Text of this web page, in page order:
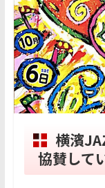
横濱
協賛して